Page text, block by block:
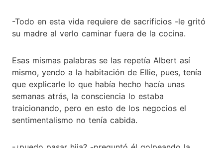
-Todo en esta vida requiere de sacrificios -le gritó
su madre al verlo caminar fuera de la cocina.
Esas mismas palabras se las repetía Albert así
mismo, yendo a la habitación de Ellie, pues, tenía
que explicarle lo que había hecho hacía unas
semanas atrás, la consciencia lo estaba
traicionando, pero en esto de los negocios el
sentimentalismo no tenía cabida.